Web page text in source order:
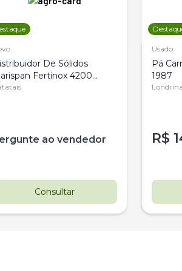
De Sólidos
Fertinox 4200
ao vendedor
Consultar
Usado
Pá
1987
Londrina
R$